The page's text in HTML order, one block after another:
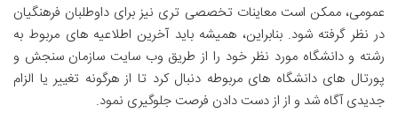
عمومی، ممکن است معاینات تخصصی تری نیز برای داوطلبان فرهنگیان
در نظر گرفته شود. بنابراین، همیشه باید آخرین اطلاعیه های مربوط به
رشته و دانشگاه مورد نظر خود را از طریق وب سایت سازمان سنجش و
پورتال های دانشگاه های مربوطه دنبال کرد تا از هرگونه تغییر یا الزام
جدیدی آگاه شد و از از دست دادن فرصت جلوگیری نمود.